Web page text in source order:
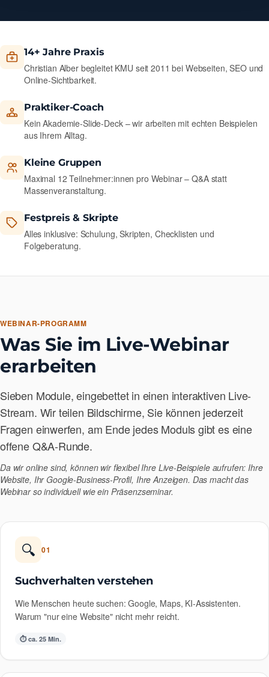
14+ Jahre Praxis
Christian Alber begleitet KMU seit 2011 bei Webseiten, SEO und
Online-Sichtbarkeit.
Praktiker-Coach
Kein Akademie-Slide-Deck – wir arbeiten mit echten Beispielen
aus Ihrem Alltag.
Kleine Gruppen
Maximal 12 Teilnehmer:innen pro Webinar – Q&A statt
Massenveranstaltung.
Festpreis & Skripte
Alles inklusive: Schulung, Skripten, Checklisten und
Folgeberatung.
WEBINAR-PROGRAMM
Was Sie im Live-Webinar
erarbeiten
Sieben Module, eingebettet in einen interaktiven Live-
Stream. Wir teilen Bildschirme, Sie können jederzeit
Fragen einwerfen, am Ende jedes Moduls gibt es eine
offene Q&A-Runde.
Da wir online sind, können wir flexibel Ihre Live-Beispiele aufrufen: Ihre
Website, Ihr Google-Business-Profil, Ihre Anzeigen. Das macht das
Webinar so individuell wie ein Präsenzseminar.
🔍 01
Suchverhalten verstehen
Wie Menschen heute suchen: Google, Maps, KI-Assistenten.
Warum "nur eine Website" nicht mehr reicht.
⏱ ca. 25 Min.